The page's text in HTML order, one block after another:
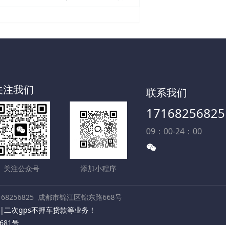
注我们
关注公众号 添加小程序
联系我们
17168256825
09：00-24：00
成都市锦江区锦东路668号
次gps不押车贷款等业务！
号